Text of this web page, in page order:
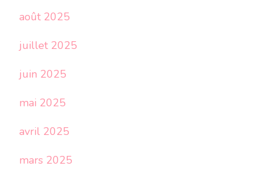
août 2025
juillet 2025
juin 2025
mai 2025
avril 2025
mars 2025